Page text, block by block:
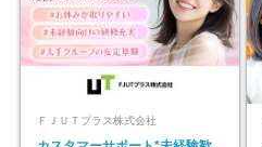
ＦＪＵＴプラス株式会社